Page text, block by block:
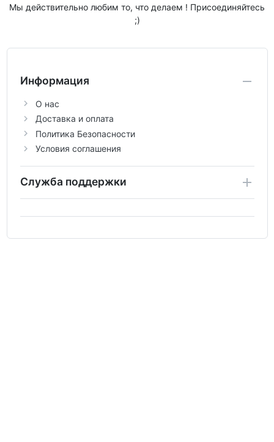
Мы действительно любим то, что делаем ! Присоединяйтесь
;)
Информация
О нас
Доставка и оплата
Политика Безопасности
Условия соглашения
Служба поддержки